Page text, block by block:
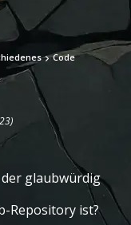
Code
glaubwürdig
Repository ist?